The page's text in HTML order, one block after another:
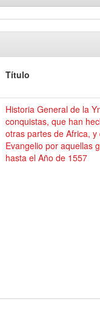
Título
Historia General de la
conquistas, que han
otras partes de Africa,
Evangelio por aquellas
hasta el Año de 1557